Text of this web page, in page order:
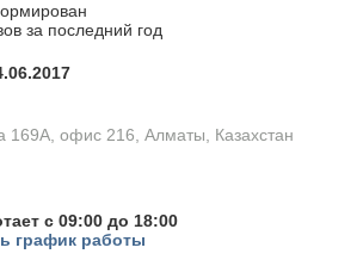
за последний год
169А, офис 216, Алматы, Казахстан
с 09:00 до 18:00
график работы